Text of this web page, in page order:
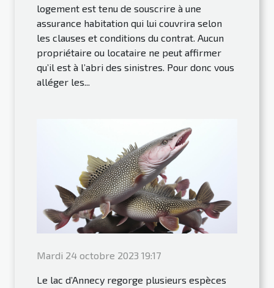
logement est tenu de souscrire à une
assurance habitation qui lui couvrira selon
les clauses et conditions du contrat. Aucun
propriétaire ou locataire ne peut affirmer
qu’il est à l’abri des sinistres. Pour donc vous
alléger les...
Mardi 24 octobre 2023 19:17
Le lac d’Annecy regorge plusieurs espèces